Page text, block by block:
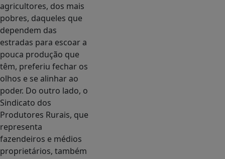
agricultores, dos mais
pobres, daqueles que
dependem das
estradas para escoar a
pouca produção que
têm, preferiu fechar os
olhos e se alinhar ao
poder. Do outro lado, o
Sindicato dos
Produtores Rurais, que
representa
fazendeiros e médios
proprietários, também